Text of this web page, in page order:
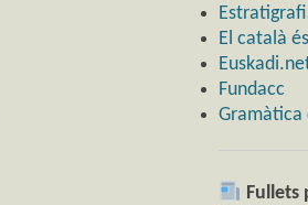
El català
Fundacc
Gramàtica
Fullets